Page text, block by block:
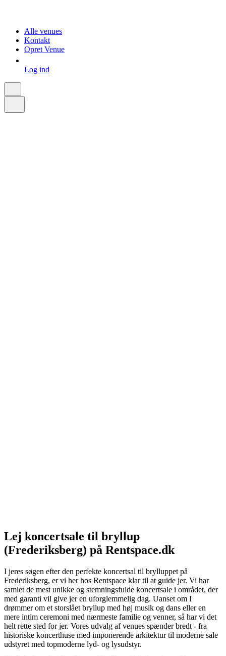
Alle venues
Kontakt
Opret Venue
Log ind
Lej koncertsale til bryllup
(Frederiksberg) på Rentspace.dk
I jeres søgen efter den perfekte koncertsal til brylluppet på
Frederiksberg, er vi her hos Rentspace klar til at guide jer. Vi har
samlet de mest unikke og stemningsfulde koncertsale i området, der
med garanti vil give jer en uforglemmelig dag. Uanset om I
drømmer om et storslået bryllup med høj musik og dans eller en
mere intim ceremoni med nærmeste familie og venner, så har vi det
helt rette sted for jer. Vores udvalg af venues spænder bredt - fra
historiske koncerthuse med imponerende arkitektur til moderne sale
udstyret med topmoderne lyd- og lysudstyr.